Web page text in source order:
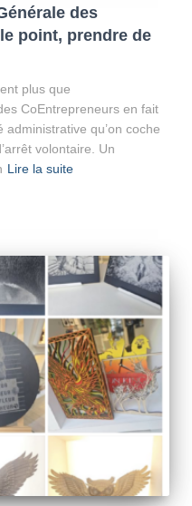
des
point, prendre de
plus que
CoEntrepreneurs en fait
administrative qu’on coche
volontaire. Un
Lire la suite